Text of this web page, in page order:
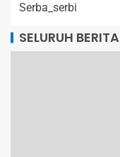
Serba_serbi
SELURUH BERITA